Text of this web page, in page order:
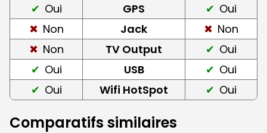
Oui
GPS
Oui
Non
Jack
Non
Non
TV Output
Oui
Oui
USB
Oui
Oui
Wifi HotSpot Oui
Comparatifs similaires